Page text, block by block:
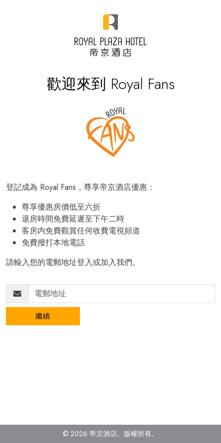
歡迎來到 Royal Fans
登記成為 Royal Fans，尊享帝京酒店優惠：
尊享優惠房價低至六折
退房時間免費延遲至下午二時
客房内免費觀賞任何收費電視頻道
免費撥打本地電話
請輸入您的電郵地址登入或加入我們。
繼續
© 2026 帝京酒店。 版權所有。